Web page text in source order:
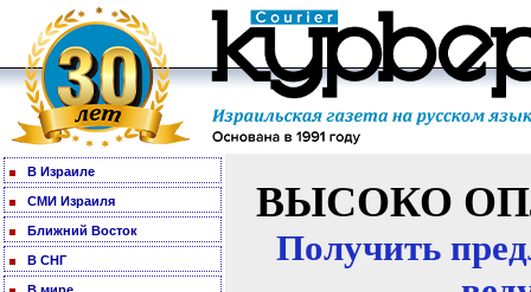
В Израиле
СМИ Израиля
Ближний Восток
В СНГ
ВЫСОКО
Получить